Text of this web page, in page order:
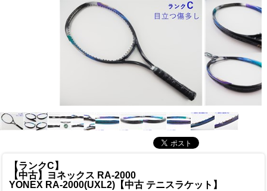
【ランクC】
【中古】ヨネックス RA-2000
YONEX RA-2000(UXL2)【中古 テニスラケット】